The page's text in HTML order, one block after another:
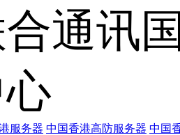
通讯
服务器 中国香港高防服务器 中国